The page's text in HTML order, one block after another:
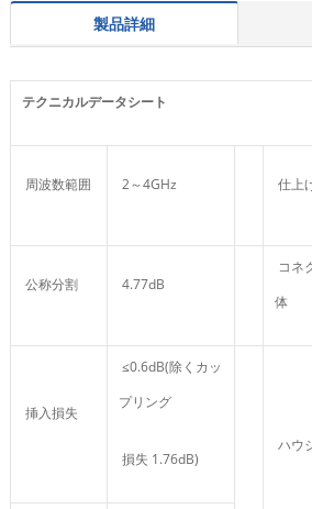
製品詳細
テクニカルデータシート
周波数範囲 2～4GHz 仕上
公称分割 4.77dB
コネ
体
挿入損失
≤0.6dB(除くカッ
プリング
損失 1.76dB)
ハウ